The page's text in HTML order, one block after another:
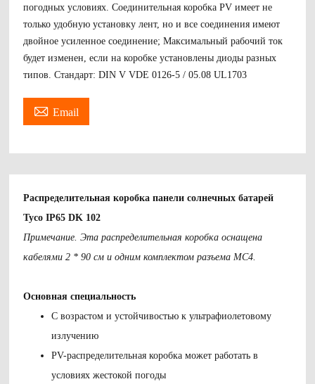
погодных условиях. Соединительная коробка PV имеет не
только удобную установку лент, но и все соединения имеют
двойное усиленное соединение; Максимальный рабочий ток
будет изменен, если на коробке установлены диоды разных
типов. Стандарт: DIN V VDE 0126-5 / 05.08 UL1703
 Email
Распределительная коробка панели солнечных батарей
Tyco IP65 DK 102
Примечание. Эта распределительная коробка оснащена
кабелями 2 * 90 см и одним комплектом разъема MC4.
Основная специальность
С возрастом и устойчивостью к ультрафиолетовому
излучению
PV-распределительная коробка может работать в
условиях жестокой погоды